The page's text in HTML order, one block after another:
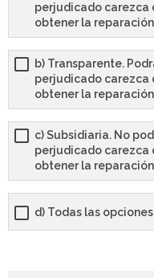
- - OPOSICIÓN
2024
- Aragón
- - TEST de Auxiliar
- - TEST de
- - OPOSICIÓN
perjudicado carezca
obtener la
b) Transparente.
perjudicado carezca
obtener la
c) Subsidiaria. No
perjudicado carezca
obtener la
d) Todas las